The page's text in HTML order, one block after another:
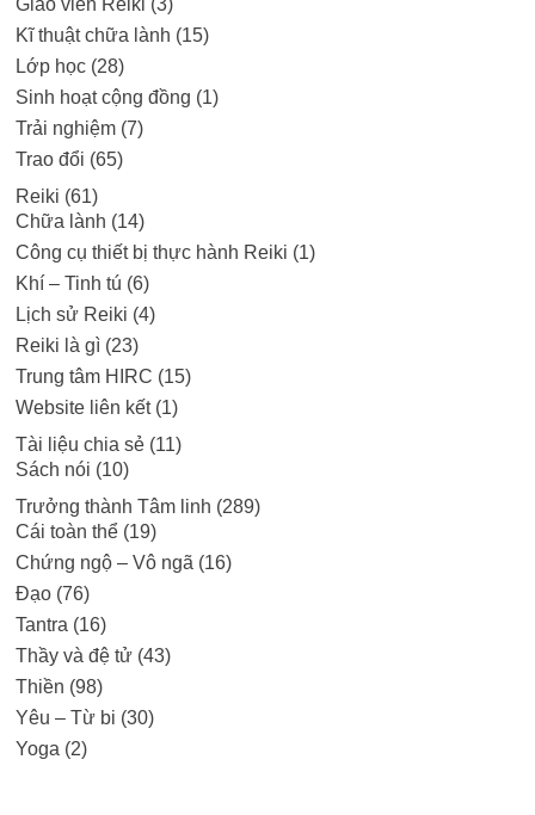
Giáo viên Reiki (3)
Kĩ thuật chữa lành (15)
Lớp học(28)
Sinh hoạt cộng đồng (1)
Trải nghiệm(7)
Trao đổi (65)
Reiki (61)
Chữa lành (14)
Công cụ thiết bị thực hành Reiki (1)
Khí – Tinh tú (6)
Lịch sử Reiki (4)
Reiki là gì(23)
Trung tâm HIRC (15)
Website liên kết(1)
Tài liệu chia sẻ(11)
Sách nói (10)
Trưởng thành Tâm linh (289)
Cái toàn thể(19)
Chứng ngộ – Vô ngã (16)
Đạo(76)
Tantra (16)
Thầy và đệ tử(43)
Thiền (98)
Yêu – Từ bi (30)
Yoga (2)